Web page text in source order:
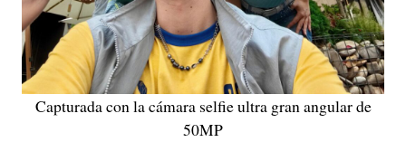
Capturada con la cámara selfie ultra gran angular de
50MP